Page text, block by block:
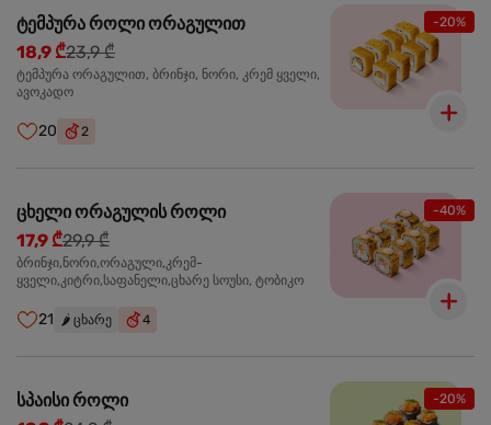
-20%
ტემპურა როლი ორაგულით
18,9 ₾23,9 ₾
ტემპურა ორაგულით, ბრინჯი, ნორი, კრემ ყველი,
ავოკადო
20 2
-40%
ცხელი ორაგულის როლი
17,9 ₾29,9 ₾
ბრინჯი,ნორი,ორაგული,კრემ-
ყველი,კიტრი,საფანელი,ცხარე სოუსი, ტობიკო
21 🌶️ ცხარე 4
-20%
სპაისი როლი